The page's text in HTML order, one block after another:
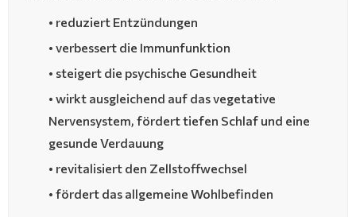
• reduziert Entzündungen
• verbessert die Immunfunktion
• steigert die psychische Gesundheit
• wirkt ausgleichend auf das vegetative
Nervensystem, fördert tiefen Schlaf und eine
gesunde Verdauung
• revitalisiert den Zellstoffwechsel
• fördert das allgemeine Wohlbefinden